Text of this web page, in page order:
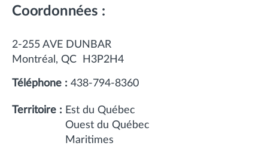
Coordonnées :
2-255 AVE DUNBAR
Montréal
QC H3P2H4
Téléphone : 438-794-8360
Territoire : Est du Québec
Ouest du Québec
Maritimes